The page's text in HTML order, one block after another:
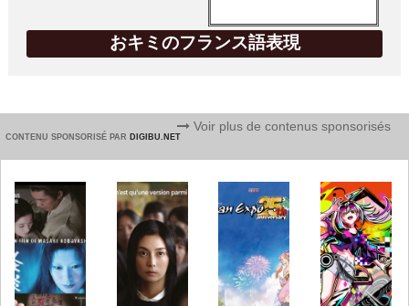
おキミのフランス語表現
CONTENU SPONSORISÉ PAR DIGIBU.NET
Voir plus de contenus sponsorisés